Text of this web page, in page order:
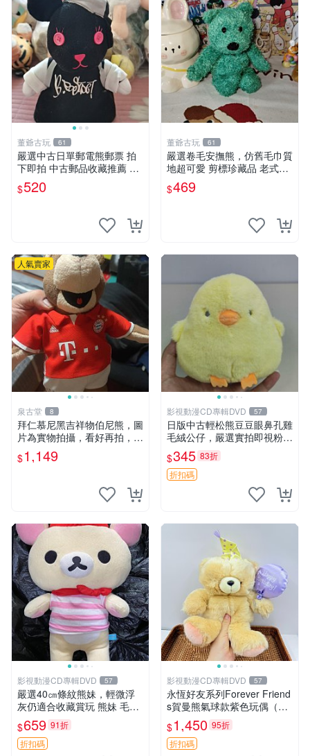
董爺古玩 61
嚴選中古日單郵電熊郵票 拍
下即拍 中古郵品收藏推薦 郵
票 郵電熊 日本
$520
董爺古玩 61
嚴選卷毛安撫熊，仿舊毛巾質
地超可愛 剪標珍藏品 老式毛
巾質地 安撫熊 款式
$469
人氣賣家
泉古堂 8
拜仁慕尼黑吉祥物伯尼熊，圖
片為實物拍攝，看好再拍，不
退不換-187978
$1,149
影視動漫CD專輯DVD 57
日版中古輕松熊豆豆眼鼻孔雞
毛絨公仔，嚴選實拍即視粉絲
必買 公仔紙箱氣泡膜精心包
裝快速發貨 輕松熊 公仔 雞毛
絨
$345 83折
折扣碼
影視動漫CD專輯DVD 57
嚴選40㎝條紋熊妹，輕微浮
灰仍適合收藏賞玩 熊妹 毛絨
玩具 浮雕熊
$659 91折
折扣碼
影視動漫CD專輯DVD 57
永恆好友系列Forever Friend
s賀曼熊氣球款紫色玩偶（鼻
子稍有磨損） 中古玩具 氣球
熊 玩偶
$1,450 95折
折扣碼